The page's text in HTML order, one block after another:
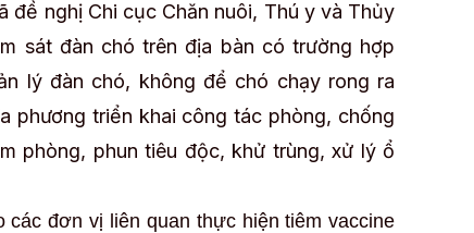
đề nghị Chi cục Chăn nuôi, Thú y và Thủy
sát đàn chó trên địa bàn có trường hợp
lý đàn chó, không để chó chạy rong ra
phương triển khai công tác phòng, chống
phòng, phun tiêu độc, khử trùng, xử lý ổ
đơn vị liên quan thực hiện tiêm vaccine